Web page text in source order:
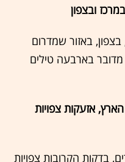
באזור שמדרום
בארבעה טילים
הארץ, אזעקות צפויות
בדקות הקרובות צפויות